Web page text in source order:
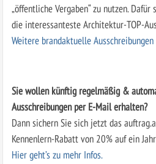
„öffentliche Vergaben“ zu nutzen.
die interessanteste Architektur-TOP-
Weitere brandaktuelle
Sie wollen künftig regelmäßig &
Ausschreibungen per E-Mail erhalten?
Dann sichern Sie sich jetzt das
Kennenlern-Rabatt von 20% auf ein
Hier geht’s zu mehr Infos.